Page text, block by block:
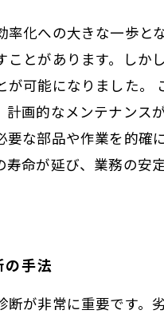
化への大きな一歩
とがあります。し
可能になりました
画的なメンテナン
な部品や作業を的
命が延び、業務の
手法
が非常に重要です